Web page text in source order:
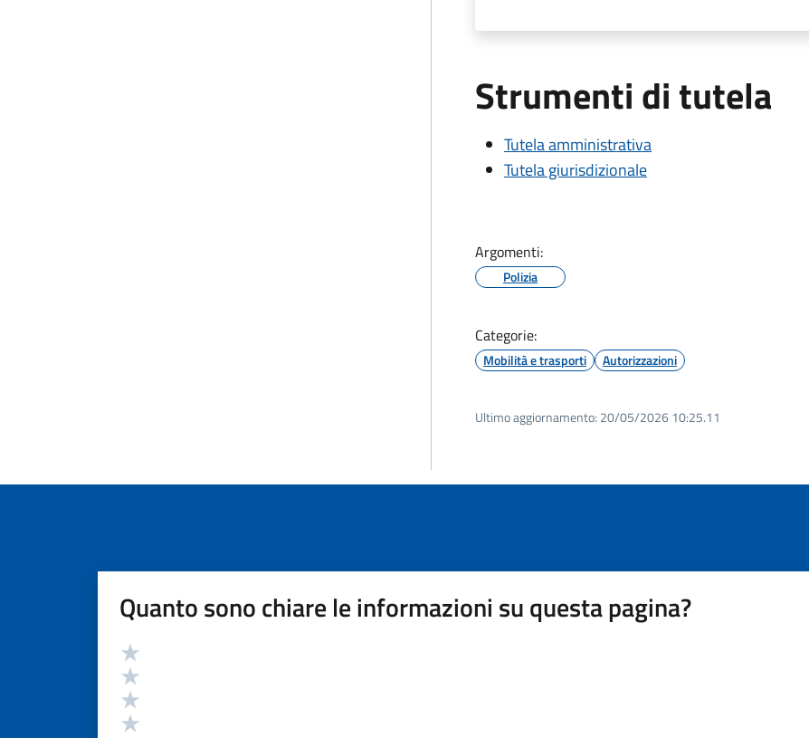
Strumenti di tutela
Tutela amministrativa
Tutela giurisdizionale
Argomenti:
Polizia
Categorie:
Mobilità e trasporti Autorizzazioni
Ultimo aggiornamento: 20/05/2026 10:25.11
Quanto sono chiare le informazioni su questa pagina?
Valutazione